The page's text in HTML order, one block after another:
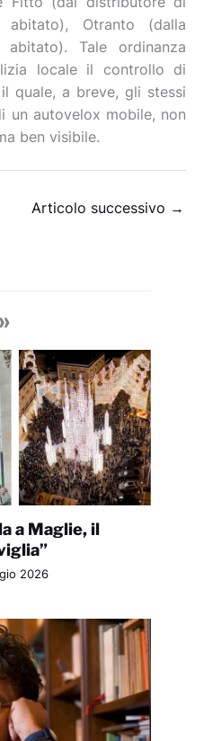
Otranto (dalla
Tale ordinanza
locale il controllo di
quale, a breve, gli stessi
un autovelox mobile, non
ben visibile.
Articolo successivo →
a Maglie, il
2026